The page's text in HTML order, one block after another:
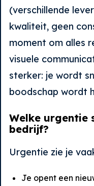
(verschillende
kwaliteit, geen
moment om alles
visuele
sterker: je wordt
boodschap wordt
Welke urgentie
bedrijf?
Urgentie zie je
Je opent een